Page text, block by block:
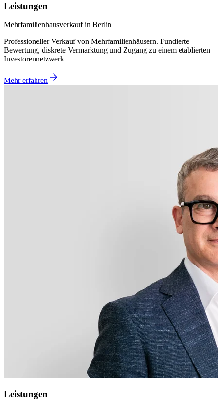
Leistungen
Mehrfamilienhausverkauf in Berlin
Professioneller Verkauf von Mehrfamilienhäusern. Fundierte
Bewertung, diskrete Vermarktung und Zugang zu einem etablierten
Investorennetzwerk.
Mehr erfahren
Leistungen